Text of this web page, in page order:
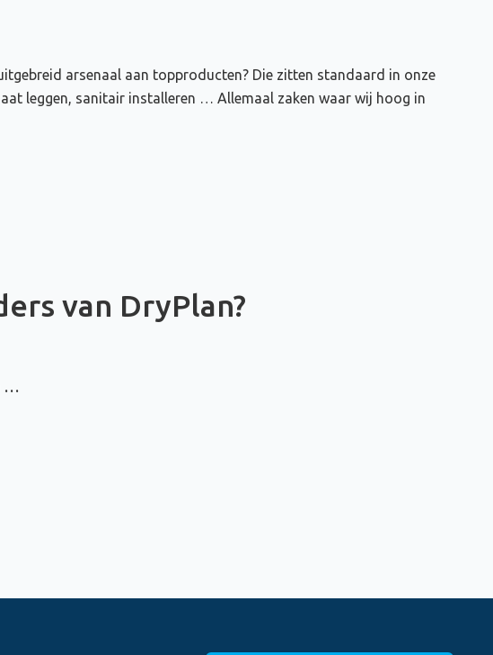
arsenaal aan topproducten? Die zitten standaard in onze
leggen, sanitair installeren … Allemaal zaken waar wij hoog in
van DryPlan?
…